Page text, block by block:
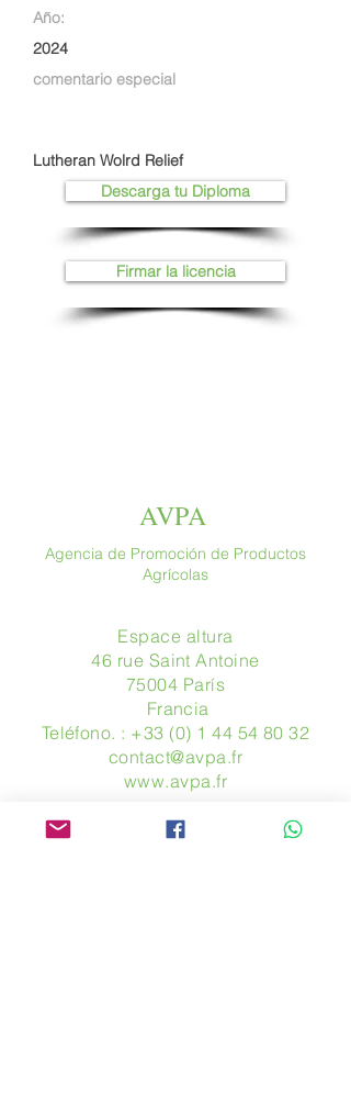
Año:
2024
comentario especial
Lutheran Wolrd Relief
Descarga tu Diploma
Firmar la licencia
AVPA
Agencia de Promoción de Productos
Agrícolas
Espace altura
46 rue Saint Antoine
75004 París
​ Francia
Teléfono. : +33 (0) 1 44 54 80 32
contact@avpa.fr
www.avpa.fr